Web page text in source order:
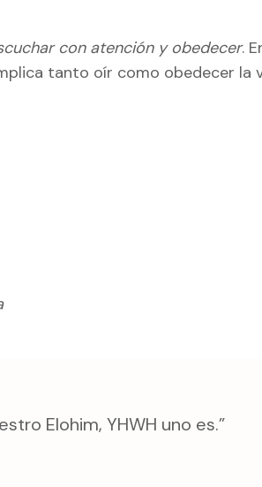
con atención y obedecer.
tanto oír como obedecer la
Elohim, YHWH uno es.”